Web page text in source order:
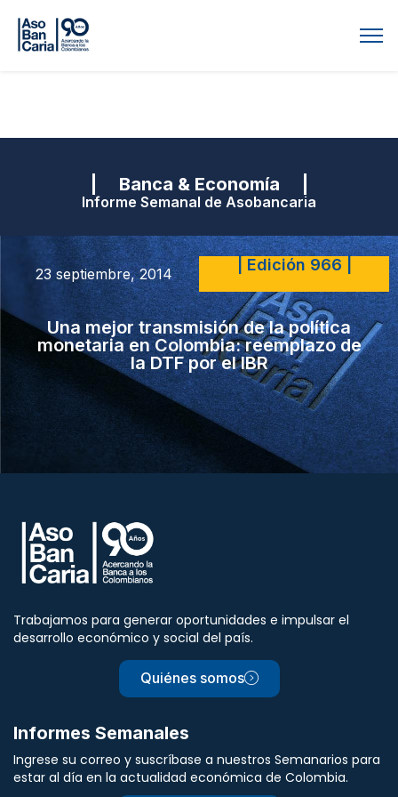
| Banca & Economía |
Informe Semanal de Asobancaria
23 septiembre, 2014 | Edición 966 |
Una mejor transmisión de la política
monetaria en Colombia: reemplazo de
la DTF por el IBR
Trabajamos para generar oportunidades e impulsar el
desarrollo económico y social del país.
Quiénes somos
Informes Semanales
Ingrese su correo y suscríbase a nuestros Semanarios para
estar al día en la actualidad económica de Colombia.